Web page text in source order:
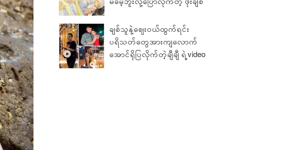
ချစ်သူနဲ့ဈေးဝယ်ထွက်ရင်း
ပရိသတ်တွေအားကျလောက်
အောင်ရိုပြလိုက်တဲ့ချီချီ ရဲ့video